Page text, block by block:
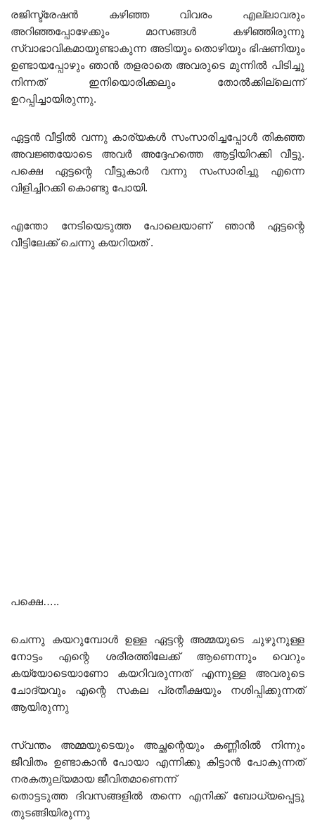
രജിസ്ട്രേഷൻ കഴിഞ്ഞ വിവരം എല്ലാവരും
അറിഞ്ഞപ്പോഴേക്കും മാസങ്ങൾ കഴിഞ്ഞിരുന്നു
സ്വാഭാവികമായുണ്ടാകുന്ന അടിയും തൊഴിയും ഭിഷണിയും
ഉണ്ടായപ്പോഴും ഞാൻ തളരാതെ അവരുടെ മുന്നിൽ പിടിച്ചു
നിന്നത് ഇനിയൊരിക്കലും തോൽക്കില്ലെന്ന്
ഉറപ്പിച്ചായിരുന്നു.
ഏട്ടൻ വീട്ടിൽ വന്നു കാര്യകൾ സംസാരിച്ചപ്പോൾ തികഞ്ഞ
അവജ്ഞയോടെ അവർ അദ്ദേഹത്തെ ആട്ടിയിറക്കി വീട്ടു.
പക്ഷെ ഏട്ടന്റെ വീട്ടുകാർ വന്നു സംസാരിച്ചു എന്നെ
വിളിച്ചിറക്കി കൊണ്ടു പോയി.
എന്തോ നേടിയെടുത്ത പോലെയാണ് ഞാൻ ഏട്ടന്റെ
വീട്ടിലേക്ക് ചെന്നു കയറിയത് .
പക്ഷെ…..
ചെന്നു കയറുമ്പോൾ ഉള്ള ഏട്ടന്റ അമ്മയുടെ ചുഴുനുള്ള
നോട്ടം എന്റെ ശരീരത്തിലേക്ക് ആണെന്നും വെറും
കയ്യോടെയാണോ കയറിവരുന്നത് എന്നുള്ള അവരുടെ
ചോദ്യവും എന്റെ സകല പ്രതീക്ഷയും നശിപ്പിക്കുന്നത്
ആയിരുന്നു
സ്വന്തം അമ്മയുടെയും അച്ഛന്റെയും കണ്ണീരിൽ നിന്നും
ജീവിതം ഉണ്ടാകാൻ പോയാ എന്നിക്കു കിട്ടാൻ പോകുന്നത്
നരകതുല്യമായ ജീവിതമാണെന്ന്
തൊട്ടടുത്ത ദിവസങ്ങളിൽ തന്നെ എനിക്ക് ബോധ്യപ്പെട്ടു
തുടങ്ങിയിരുന്നു